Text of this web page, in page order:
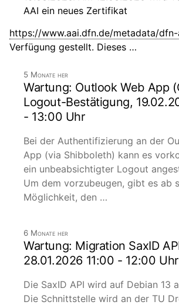
AAI ein neues Zertifikat
https://www.aai.dfn.de/metadata/dfn-
Verfügung gestellt. Dieses …
5 Monate her
Wartung: Outlook Web App
Logout-Bestätigung,
- 13:00 Uhr
Bei der Authentifizierung an der
App (via Shibboleth) kann es
ein unbeabsichtigter Logout
Um dem vorzubeugen, gibt es ab
Möglichkeit, den …
6 Monate her
Wartung: Migration SaxID
28.01.2026 11:00 - 12:00 Uhr
Die SaxID API wird auf Debian 13
Die Schnittstelle wird an der TU